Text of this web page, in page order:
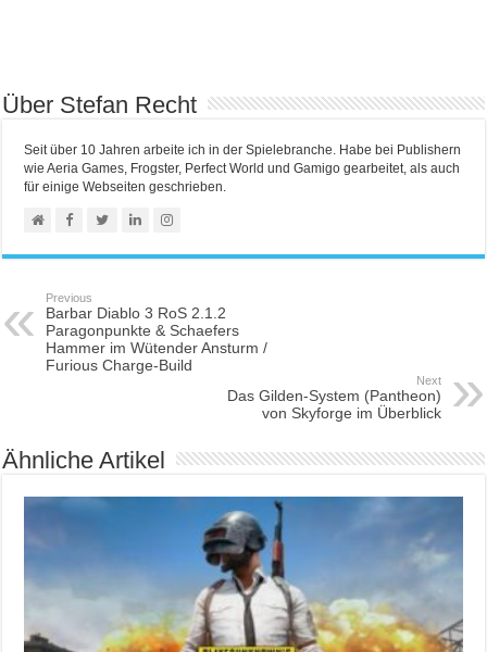
Über Stefan Recht
Seit über 10 Jahren arbeite ich in der Spielebranche. Habe bei Publishern
wie Aeria Games, Frogster, Perfect World und Gamigo gearbeitet, als auch
für einige Webseiten geschrieben.
Previous
Barbar Diablo 3 RoS 2.1.2
Paragonpunkte & Schaefers
Hammer im Wütender Ansturm /
Furious Charge-Build
Next
Das Gilden-System (Pantheon)
von Skyforge im Überblick
Ähnliche Artikel